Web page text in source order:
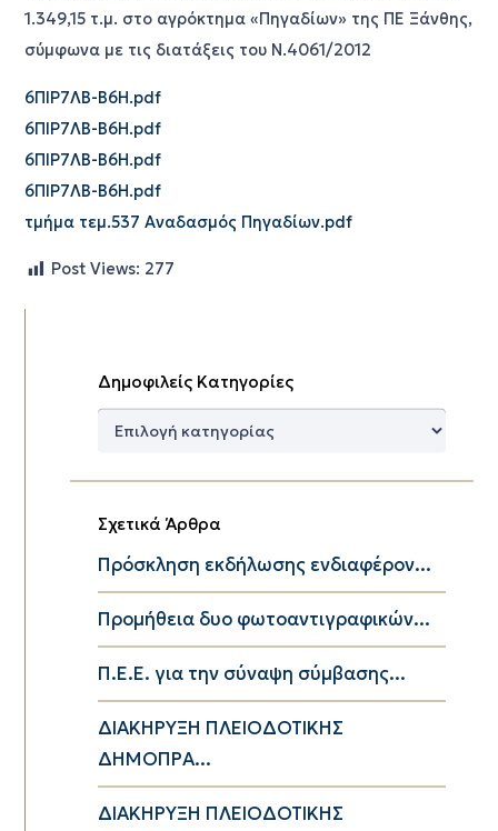
1.349,15 τ.μ. στο αγρόκτημα «Πηγαδίων» της ΠΕ Ξάνθης,
σύμφωνα με τις διατάξεις του Ν.4061/2012
6ΠΙΡ7ΛΒ-Β6Η.pdf
6ΠΙΡ7ΛΒ-Β6Η.pdf
6ΠΙΡ7ΛΒ-Β6Η.pdf
6ΠΙΡ7ΛΒ-Β6Η.pdf
τμήμα τεμ.537 Αναδασμός Πηγαδίων.pdf
Post Views: 277
Δημοφιλείς Κατηγορίες
Δημοφιλείς
Σχετικά Άρθρα
Πρόσκληση εκδήλωσης ενδιαφέρον...
Προμήθεια δυο φωτοαντιγραφικών...
Π.Ε.Ε. για την σύναψη σύμβασης...
ΔΙΑΚΗΡΥΞΗ ΠΛΕΙΟΔΟΤΙΚΗΣ
ΔΗΜΟΠΡΑ...
ΔΙΑΚΗΡΥΞΗ ΠΛΕΙΟΔΟΤΙΚΗΣ